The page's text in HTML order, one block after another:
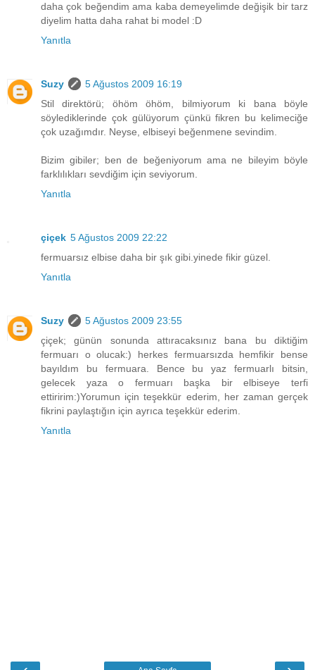
daha çok beğendim ama kaba demeyelimde değişik bir tarz
diyelim hatta daha rahat bi model :D
Yanıtla
Suzy
5 Ağustos 2009 16:19
Stil direktörü; öhöm öhöm, bilmiyorum ki bana böyle
söylediklerinde çok gülüyorum çünkü fikren bu kelimeciğe
çok uzağımdır. Neyse, elbiseyi beğenmene sevindim.
Bizim gibiler; ben de beğeniyorum ama ne bileyim böyle
farklılıkları sevdiğim için seviyorum.
Yanıtla
çiçek 5 Ağustos 2009 22:22
fermuarsız elbise daha bir şık gibi.yinede fikir güzel.
Yanıtla
Suzy
5 Ağustos 2009 23:55
çiçek; günün sonunda attıracaksınız bana bu diktiğim
fermuarı o olucak:) herkes fermuarsızda hemfikir bense
bayıldım bu fermuara. Bence bu yaz fermuarlı bitsin,
gelecek yaza o fermuarı başka bir elbiseye terfi
ettiririm:)Yorumun için teşekkür ederim, her zaman gerçek
fikrini paylaştığın için ayrıca teşekkür ederim.
Yanıtla